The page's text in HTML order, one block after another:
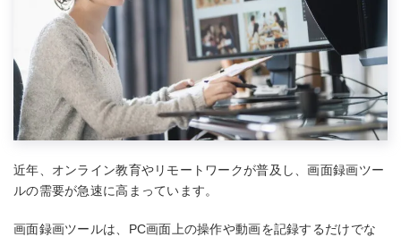
近年、オンライン教育やリモートワークが普及し、画面録画ツー
ルの需要が急速に高まっています。
画面録画ツールは、PC画面上の操作や動画を記録するだけでな